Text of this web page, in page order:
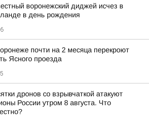
воронежский диджей исчез в
в день рождения
почти на 2 месяца перекроют
Ясного проезда
дронов со взрывчаткой атакуют
России утром 8 августа. Что